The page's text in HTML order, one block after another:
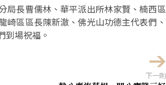
局長曹儒林、華平派出所林家賢、楠西區
崎區區長陳新澈、佛光山功德主代表們、
到場祝福。
下一則